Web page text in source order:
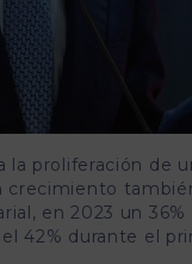
la proliferación de
crecimiento
en 2023 un
42% durante el